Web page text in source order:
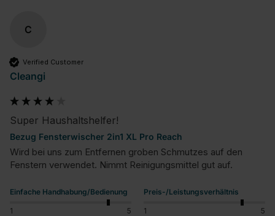
C
Verified Customer
Cleangi
Super Haushaltshelfer!
Bezug Fensterwischer 2in1 XL Pro Reach
Wird bei uns zum Entfernen groben Schmutzes auf den
Fenstern verwendet. Nimmt Reinigungsmittel gut auf.
Einfache Handhabung/Bedienung
1 5
Preis-/Leistungsverhältnis
1
5